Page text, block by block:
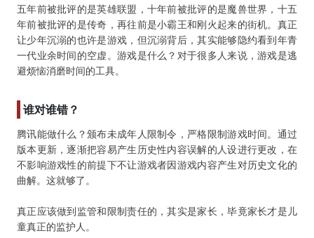
五年前被批评的是英雄联盟，十年前被批评的是魔兽世界，十五
年前被批评的是传奇，再往前是小霸王和刚火起来的街机。真正
让少年沉溺的也许是游戏，但沉溺背后，其实能够隐约看到年青
一代业余时间的空虚。游戏是什么？对于很多人来说，游戏是逃
避烦恼消磨时间的工具。
谁对谁错？
腾讯能做什么？颁布未成年人限制令，严格限制游戏时间。通过
版本更新，逐渐把容易产生历史性内容误解的人设进行更改，在
不影响游戏性的前提下不让游戏者因游戏内容产生对历史文化的
曲解。这就够了。
真正应该做到监管和限制责任的，其实是家长，毕竟家长才是儿
童真正的监护人。